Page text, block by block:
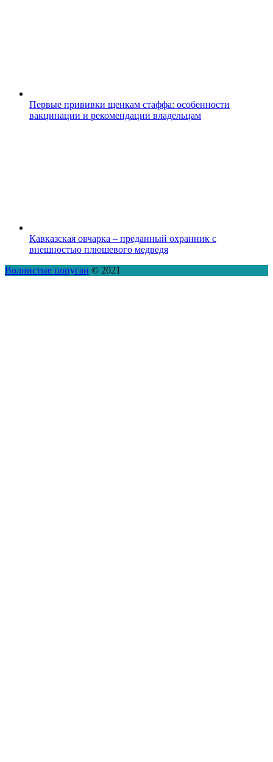
Первые прививки щенкам стаффа: особенности
вакцинации и рекомендации владельцам
Кавказская овчарка – преданный охранник с
внешностью плюшевого медведя
Волнистые попугаи © 2021